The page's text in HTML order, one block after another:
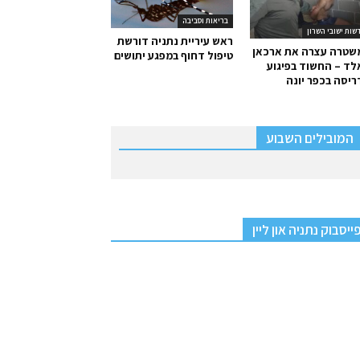
בריאות וסביבה
ראש עיריית נתניה דורשת
טיפול דחוף במפגע יתושים
ישובי השרון
עצרה את ארכאן
– החשוד בפיגוע
בכפר יונה
המובילים השבוע
פייסבוק נתניה און ליין